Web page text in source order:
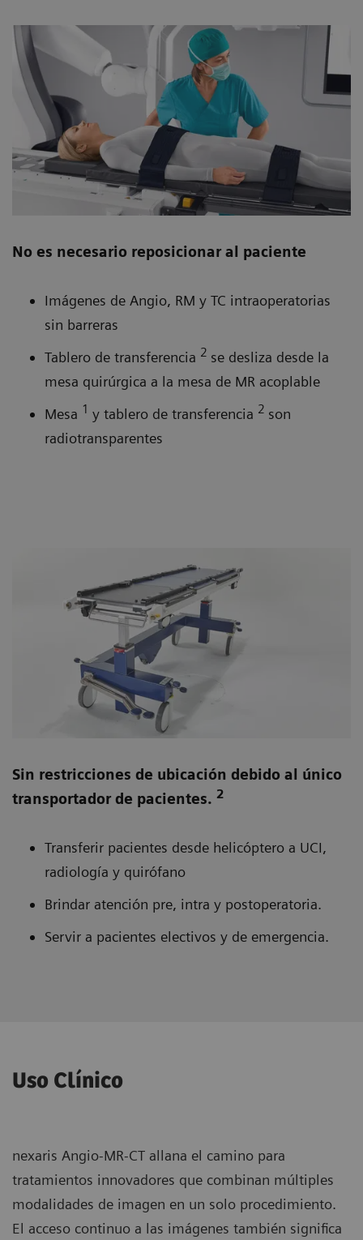
No es necesario reposicionar al paciente
Imágenes de Angio, RM y TC intraoperatorias
sin barreras
Tablero de transferencia 2 se desliza desde la
mesa quirúrgica a la mesa de MR acoplable
Mesa 1 y tablero de transferencia 2 son
radiotransparentes
Sin restricciones de ubicación debido al único
transportador de pacientes. 2
Transferir pacientes desde helicóptero a UCI,
radiología y quirófano
Brindar atención pre, intra y postoperatoria.
Servir a pacientes electivos y de emergencia.
Uso Clínico
nexaris Angio-MR-CT allana el camino para
tratamientos innovadores que combinan múltiples
modalidades de imagen en un solo procedimiento.
El acceso continuo a las imágenes también significa